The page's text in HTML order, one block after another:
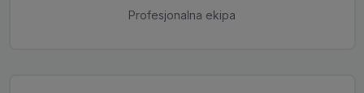
Profesjonalna ekipa